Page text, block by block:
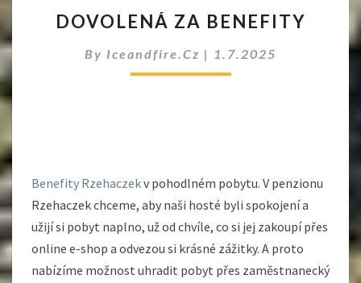
ZA
DOVOLENÁ ZA BENEFITY
By Iceandfire.cz | 1.7.2025
Benefity Rzehaczekv pohodlném pobytu. V penzionu
Rzehaczek chceme, aby naši hosté byli spokojení a
užijí si pobyt naplno, už od chvíle, co si jej zakoupí přes
online e-shop a odvezou si krásné zážitky. A proto
nabízíme možnost uhradit pobyt přes zaměstnanecký